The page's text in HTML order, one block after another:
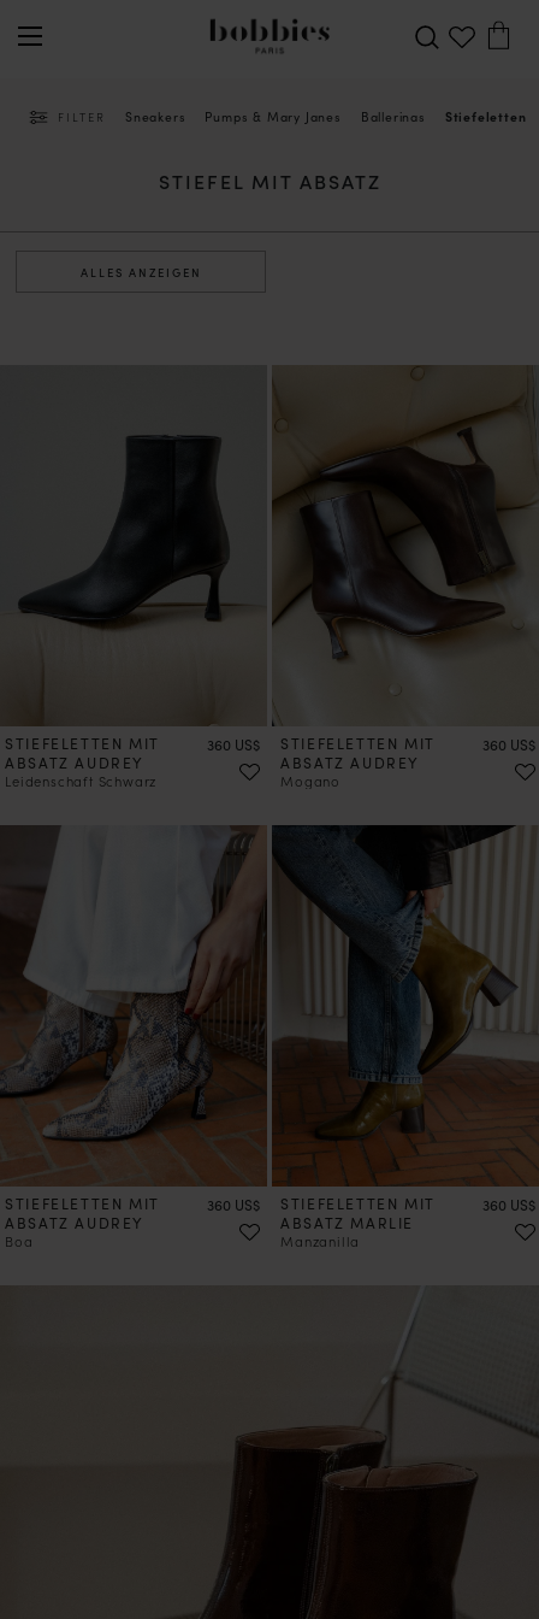
FILTER Sneakers Pumps & Mary Janes Ballerinas Stiefeletten
STIEFEL MIT ABSATZ
ALLES ANZEIGEN
STIEFELETTEN MIT
ABSATZ AUDREY
Leidenschaft Schwarz
Preis
360 US$
STIEFELETTEN MIT
ABSATZ AUDREY
Mogano
Preis
360 US$
STIEFELETTEN MIT
ABSATZ AUDREY
Boa
Preis
360 US$
STIEFELETTEN MIT
ABSATZ MARLIE
Manzanilla
Preis
360 US$